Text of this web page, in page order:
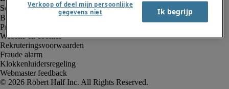
Bedrijfsinformatie
Privacyverklaring
Website en cookies
Rekruteringsvoorwaarden
Fraude alarm
Klokkenluidersregeling
Webmaster feedback
Verkoop of deel mijn persoonlijke
gegevens niet
Ik begrijp